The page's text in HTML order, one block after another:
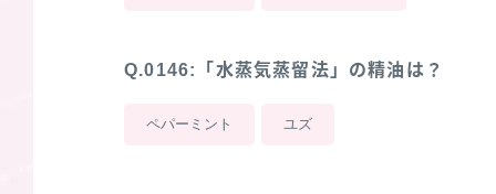
Q.0146:「水蒸気蒸留法」の精油は？
ペパーミント ユズ